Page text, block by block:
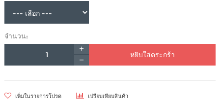
จำนวน:
หยิบใส่ตระกร้า
เพิ่มในรายการโปรด เปรียบเทียบสินค้า